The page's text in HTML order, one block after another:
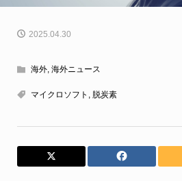
2025.04.30
海外, 海外ニュース
マイクロソフト , 脱炭素